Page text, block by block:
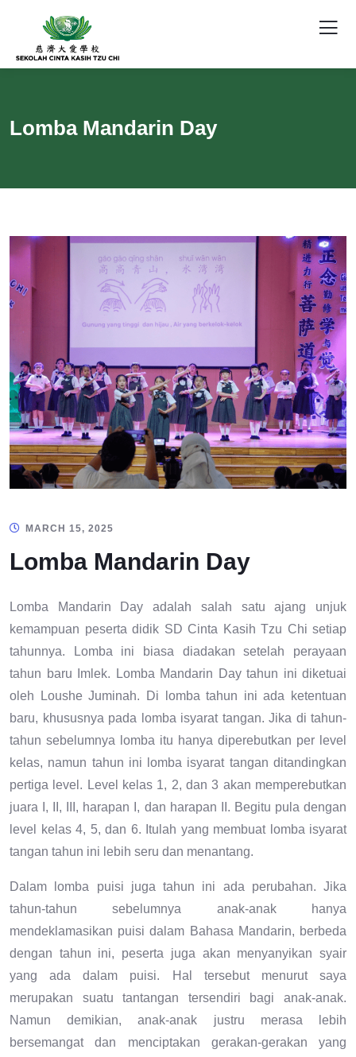
Lomba Mandarin Day
MARCH 15, 2025
Lomba Mandarin Day
Lomba Mandarin Day adalah salah satu ajang unjuk
kemampuan peserta didik SD Cinta Kasih Tzu Chi setiap
tahunnya. Lomba ini biasa diadakan setelah perayaan
tahun baru Imlek. Lomba Mandarin Day tahun ini diketuai
oleh Loushe Juminah. Di lomba tahun ini ada ketentuan
baru, khususnya pada lomba isyarat tangan. Jika di tahun-
tahun sebelumnya lomba itu hanya diperebutkan per level
kelas, namun tahun ini lomba isyarat tangan ditandingkan
pertiga level. Level kelas 1, 2, dan 3 akan memperebutkan
juara I, II, III, harapan I, dan harapan II. Begitu pula dengan
level kelas 4, 5, dan 6. Itulah yang membuat lomba isyarat
tangan tahun ini lebih seru dan menantang.
Dalam lomba puisi juga tahun ini ada perubahan. Jika
tahun-tahun sebelumnya anak-anak hanya
mendeklamasikan puisi dalam Bahasa Mandarin, berbeda
dengan tahun ini, peserta juga akan menyanyikan syair
yang ada dalam puisi. Hal tersebut menurut saya
merupakan suatu tantangan tersendiri bagi anak-anak.
Namun demikian, anak-anak justru merasa lebih
bersemangat dan menciptakan gerakan-gerakan yang